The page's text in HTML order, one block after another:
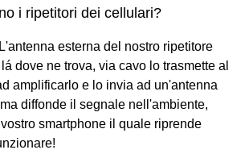
i ripetitori dei cellulari?
esterna del nostro ripetitore
dove ne trova, via cavo lo trasmette al
amplificarlo e lo invia ad un'antenna
diffonde il segnale nell'ambiente,
smartphone il quale riprende